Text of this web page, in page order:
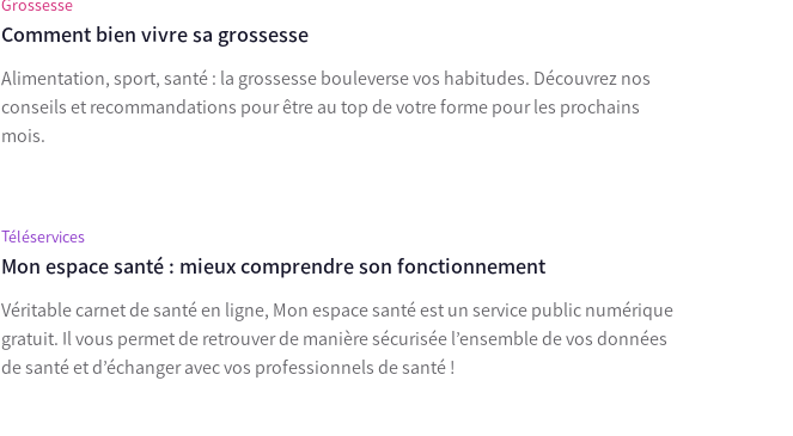
Grossesse
Comment bien vivre sa grossesse
Alimentation, sport, santé : la grossesse bouleverse vos habitudes. Découvrez nos
conseils et recommandations pour être au top de votre forme pour les prochains
mois.
Téléservices
Mon espace santé : mieux comprendre son fonctionnement
Véritable carnet de santé en ligne, Mon espace santé est un service public numérique
gratuit. Il vous permet de retrouver de manière sécurisée l’ensemble de vos données
de santé et d’échanger avec vos professionnels de santé !